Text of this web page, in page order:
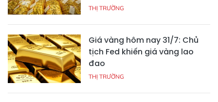
THỊ TRƯỜNG
Giá vàng hôm nay 31/7: Chủ
tịch Fed khiến giá vàng lao
đao
THỊ TRƯỜNG